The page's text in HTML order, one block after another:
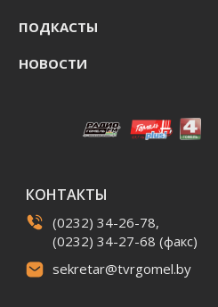
ПОДКАСТЫ
НОВОСТИ
КОНТАКТЫ
(0232) 34-26-78,
(0232) 34-27-68 (факс)
sekretar@tvrgomel.by